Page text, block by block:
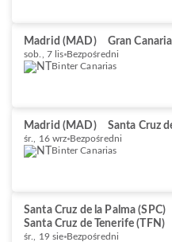
Madrid (MAD) Gran
sob., 7 lis Bezpośredni
Binter Canarias
Madrid (MAD) Santa Cruz
śr., 16 wrz Bezpośredni
Binter Canarias
Santa Cruz de la Palma (SPC)
Santa Cruz de Tenerife (TFN)
śr., 19 sie Bezpośredni